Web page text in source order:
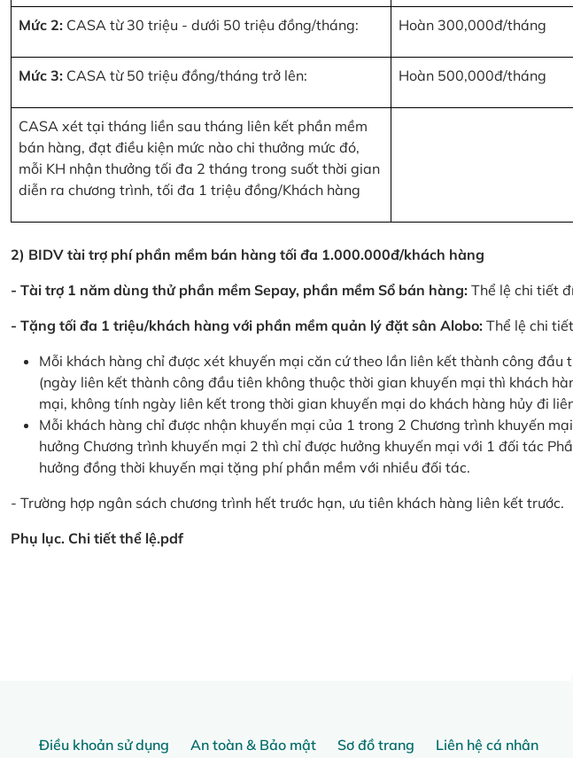
Mức 2: CASA từ 30 triệu - dưới 50 triệu đồng/tháng: Hoàn 300,000đ/tháng
Mức 3: CASA từ 50 triệu đồng/tháng trở lên: Hoàn 500,000đ/tháng
CASA xét tại tháng liền sau tháng liên kết phần mềm
bán hàng, đạt điều kiện mức nào chi thưởng mức đó,
mỗi KH nhận thưởng tối đa 2 tháng trong suốt thời gian
diễn ra chương trình, tối đa 1 triệu đồng/Khách hàng
2) BIDV tài trợ phí phần mềm bán hàng tối đa 1.000.000đ/khách hàng
- Tài trợ 1 năm dùng thử phần mềm Sepay, phần mềm Sổ bán hàng: Thể lệ chi tiết
- Tặng tối đa 1 triệu/khách hàng với phần mềm quản lý đặt sân Alobo: Thể lệ chi
Mỗi khách hàng chỉ được xét khuyến mại căn cứ theo lần liên kết thành công đầu
(ngày liên kết thành công đầu tiên không thuộc thời gian khuyến mại thì khách
mại, không tính ngày liên kết trong thời gian khuyến mại do khách hàng hủy đi
Mỗi khách hàng chỉ được nhận khuyến mại của 1 trong 2 Chương trình khuyến
hưởng Chương trình khuyến mại 2 thì chỉ được hưởng khuyến mại với 1 đối tác
hưởng đồng thời khuyến mại tặng phí phần mềm với nhiều đối tác.
- Trường hợp ngân sách chương trình hết trước hạn, ưu tiên khách hàng liên kết trước.
Phụ lục. Chi tiết thể lệ.pdf
Điều khoản sử dụng An toàn & Bảo mật Sơ đồ trang
Liên hệ cá nhân